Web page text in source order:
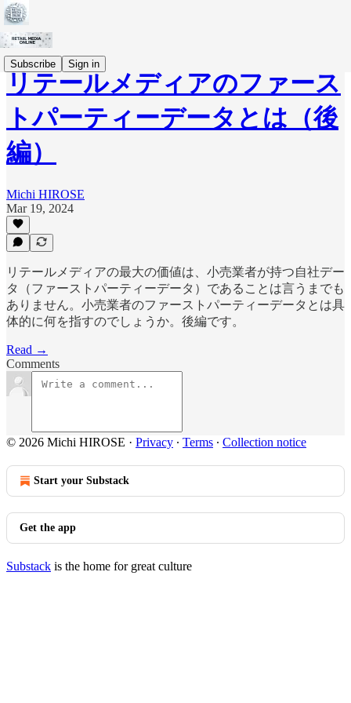
Subscribe Sign in
リテールメディアのファース
トパーティーデータとは（後
編）
Michi HIROSE
Mar 19, 2024
リテールメディアの最大の価値は、小売業者が持つ自社デー
タ（ファーストパーティーデータ）であることは言うまでも
ありません。小売業者のファーストパーティーデータとは具
体的に何を指すのでしょうか。後編です。
Read →
Comments
© 2026 Michi HIROSE · Privacy ∙ Terms ∙ Collection notice
Start your Substack
Get the app
Substack is the home for great culture